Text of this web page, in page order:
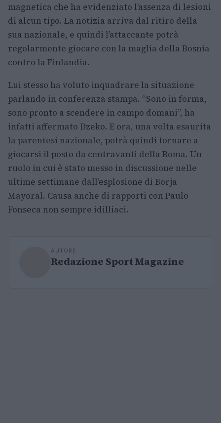
magnetica che ha evidenziato l’assenza di lesioni
di alcun tipo. La notizia arriva dal ritiro della
sua nazionale, e quindi l’attaccante potrà
regolarmente giocare con la maglia della Bosnia
contro la Finlandia.
Lui stesso ha voluto inquadrare la situazione
parlando in conferenza stampa. “Sono in forma,
sono pronto a scendere in campo domani”, ha
infatti affermato Dzeko. E ora, una volta esaurita
la parentesi nazionale, potrà quindi tornare a
giocarsi il posto da centravanti della Roma. Un
ruolo in cui è stato messo in discussione nelle
ultime settimane dall’esplosione di Borja
Mayoral. Causa anche di rapporti con Paulo
Fonseca non sempre idilliaci.
AUTORE
Redazione Sport Magazine